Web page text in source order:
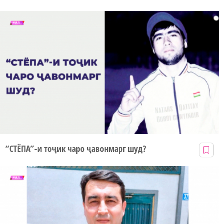
“СТЁПА”-и тоҷик чаро ҷавонмарг шуд?